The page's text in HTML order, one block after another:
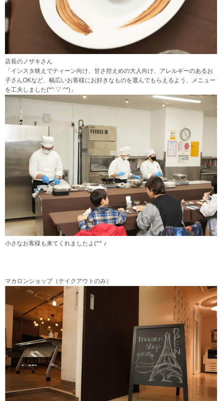
店長のノザキさん
「インスタ映えでティーン向け、甘さ控えめの大人向け、アレルギーのあるお
子さんOKなど、幅広いお客様にお好きなものを選んでもらえるよう、メニュー
を工夫しました(*^ ▽ ^*)」
小さなお客様も来てくれましたよ(^^ ♪
マカロンショップ（テイクアウトのみ）